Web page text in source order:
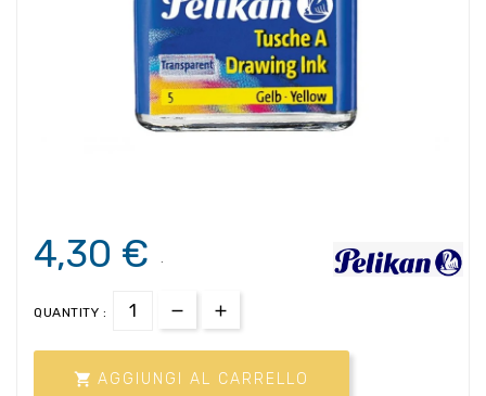
4,30 € .
QUANTITY :
 AGGIUNGI AL CARRELLO